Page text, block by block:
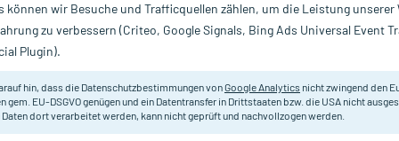
Nur für kurze Zeit:Gratis-Versand* ab 19€ Mindestbestellwert!
x 20 cm, 5X2
ES-Kompressen
Klassischen Mullkompressen mit
können wir Besuche und Trafficquellen zählen, um die Leistung unserer
zu verbessern (Criteo, Google Signals, Bing Ads Universal Event
Plugin).
hin, dass die Datenschutzbestimmungen vonGoogle Analytics nicht zwingend den
gem. EU-DSGVO genügen und ein Datentransfer in Drittstaaten bzw. die USA nicht
Daten dort verarbeitet werden, kann nicht geprüft und nachvollzogen werden.